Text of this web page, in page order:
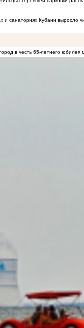
и санаториях Кубани выросло
в честь 65-летнего юбилея